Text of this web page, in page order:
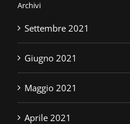
Archivi
Settembre 2021
Giugno 2021
Maggio 2021
Aprile 2021